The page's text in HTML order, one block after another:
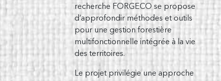
recherche FORGECO se propose
d’approfondir méthodes et outils
pour une gestion forestière
multifonctionnelle intégrée à la vie
des territoires.
Le projet privilégie une approche